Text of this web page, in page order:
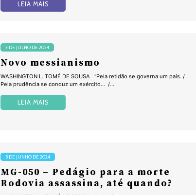
LEIA MAIS
3 DE JULHO DE 2024
Novo messianismo
WASHINGTON L. TOMÉ DE SOUSA “Pela retidão se governa um país. /
Pela prudência se conduz um exército... /...
LEIA MAIS
5 DE JUNHO DE 2024
MG-050 – Pedágio para a morte
Rodovia assassina, até quando?